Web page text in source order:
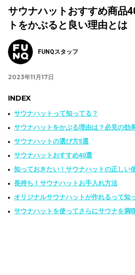
サウナハットおすすめ商品
トをかぶると良い理由とは
FUNQスタッフ
2023年11月17日
INDEX
サウナハットって知ってる？
サウナハットをかぶる理由は？必見の効
サウナハットの選び方5選
サウナハットおすすめ40選
知っておきたい！サウナハットの正しい
長持ち！サウナハットお手入れ方法
オリジナルサウナハットが作れるって知
サウナハットを使ってさらにサウナを満